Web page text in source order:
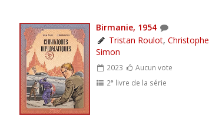
Birmanie, 1954
Tristan Roulot, Christophe
Simon
2023
Aucun vote
2e livre de la série